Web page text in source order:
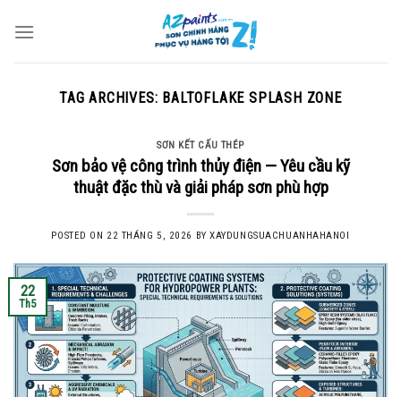
TAG ARCHIVES: BALTOFLAKE SPLASH ZONE
SƠN KẾT CẤU THÉP
Sơn bảo vệ công trình thủy điện — Yêu cầu kỹ
thuật đặc thù và giải pháp sơn phù hợp
POSTED ON 22 THÁNG 5, 2026 BYXAYDUNGSUACHUANHAHANOI
22
Th5